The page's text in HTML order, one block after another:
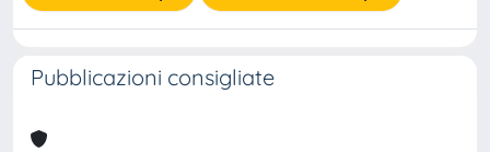
Pubblicazioni consigliate